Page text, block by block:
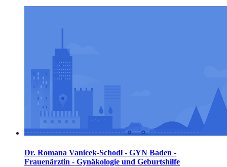
Dr. Romana Vanicek-Schodl - GYN Baden -
Frauenärztin - Gynäkologie und Geburtshilfe